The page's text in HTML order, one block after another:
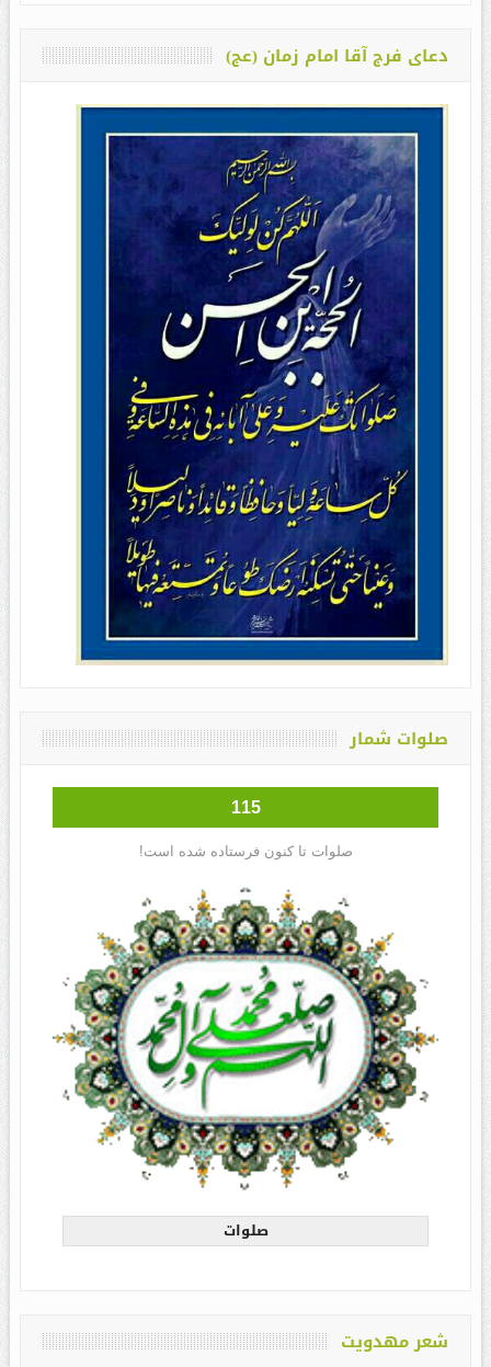
دعای فرج آقا امام زمان (عج)
صلوات شمار
115
صلوات تا کنون فرستاده شده است!
صلوات
شعر مهدویت